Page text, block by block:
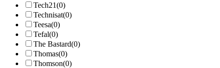
Tech21(0)
Technisat(0)
Teesa(0)
Tefal(0)
The Bastard(0)
Thomas(0)
Thomson(0)